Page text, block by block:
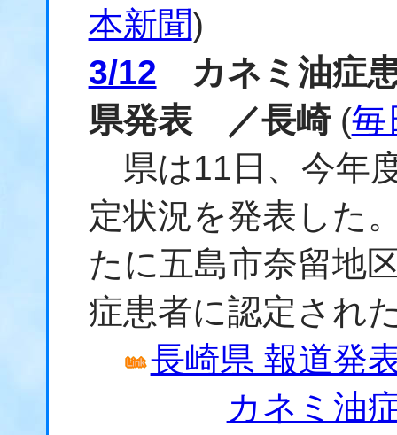
本新聞)
3/12 カネミ油症
県発表 ／長崎(毎
県は11日、今年
定状況を発表した
たに五島市奈留地
症患者に認定され
長崎県 報道発
カネミ油